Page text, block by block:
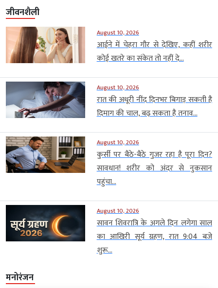
जीवनशैली
August 10, 2026
आईने में चेहरा गौर से देखिए, कहीं शरीर
कोई खतरे का संकेत तो नहीं दे...
August 10, 2026
रात की अधूरी नींद दिनभर बिगाड़ सकती है
दिमाग की चाल, बढ़ सकता है तनाव...
August 10, 2026
कुर्सी पर बैठे-बैठे गुजर रहा है पूरा दिन?
सावधान! शरीर को अंदर से नुकसान
पहुंचा...
August 10, 2026
सावन शिवरात्रि के अगले दिन लगेगा साल
का आखिरी सूर्य ग्रहण, रात 9:04 बजे
शुरू...
मनोरंजन